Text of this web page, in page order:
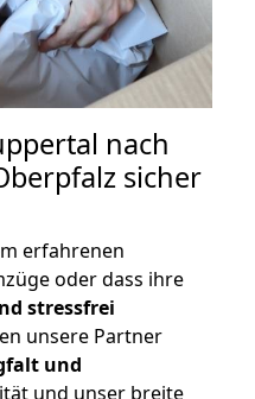
nach
sicher
erfahrenen
oder dass ihre
stressfrei
unsere Partner
und
und unser breite